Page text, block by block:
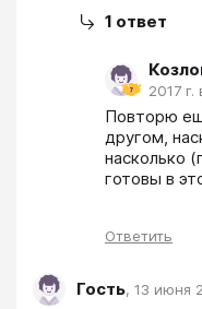
1 ответ
2017 г.
Повторю
другом,
насколько
готовы в
Ответить
Гость, 13 июня